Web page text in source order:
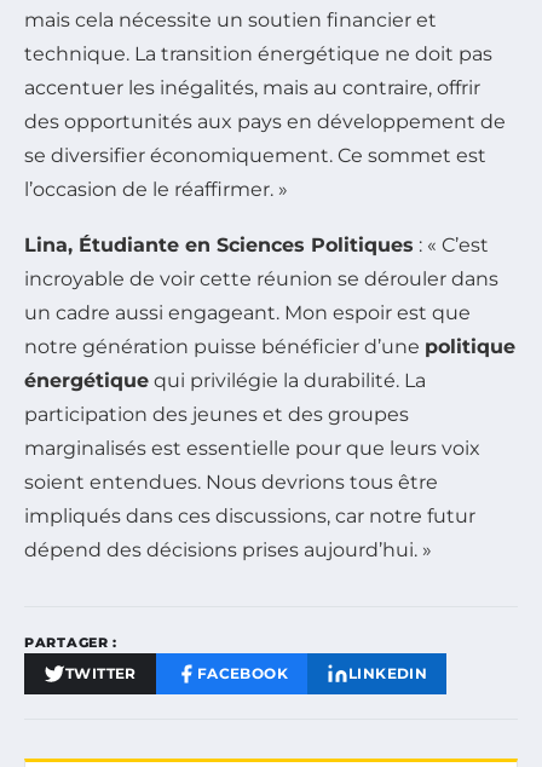
mais cela nécessite un soutien financier et
technique. La transition énergétique ne doit pas
accentuer les inégalités, mais au contraire, offrir
des opportunités aux pays en développement de
se diversifier économiquement. Ce sommet est
l’occasion de le réaffirmer. »
Lina, Étudiante en Sciences Politiques : « C’est
incroyable de voir cette réunion se dérouler dans
un cadre aussi engageant. Mon espoir est que
notre génération puisse bénéficier d’une politique
énergétique qui privilégie la durabilité. La
participation des jeunes et des groupes
marginalisés est essentielle pour que leurs voix
soient entendues. Nous devrions tous être
impliqués dans ces discussions, car notre futur
dépend des décisions prises aujourd’hui. »
PARTAGER :
TWITTER FACEBOOK LINKEDIN